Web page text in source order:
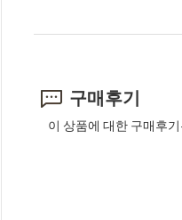
구매후기
이 상품에 대한 구매후